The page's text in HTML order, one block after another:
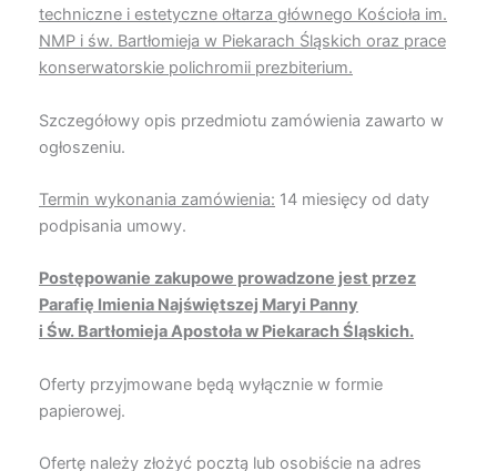
techniczne i estetyczne ołtarza głównego Kościoła im.
NMP i św. Bartłomieja w Piekarach Śląskich oraz prace
konserwatorskie polichromii prezbiterium.
Szczegółowy opis przedmiotu zamówienia zawarto w
ogłoszeniu.
Termin wykonania zamówienia: 14 miesięcy od daty
podpisania umowy.
Postępowanie zakupowe prowadzone jest przez
Parafię Imienia Najświętszej Maryi Panny
i Św. Bartłomieja Apostoła w Piekarach Śląskich.
Oferty przyjmowane będą wyłącznie w formie
papierowej.
Ofertę należy złożyć pocztą lub osobiście na adres